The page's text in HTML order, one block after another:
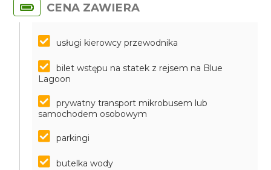
CENA ZAWIERA
usługi kierowcy przewodnika
bilet wstępu na statek z rejsem na Blue
Lagoon
prywatny transport mikrobusem lub
samochodem osobowym
parkingi
butelka wody